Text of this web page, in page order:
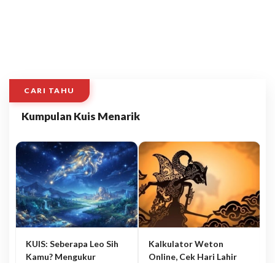
CARI TAHU
Kumpulan Kuis Menarik
KUIS: Seberapa Leo Sih
Kamu? Mengukur
Kalkulator Weton
Online, Cek Hari Lahir